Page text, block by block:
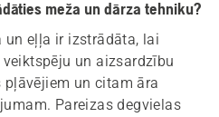
meža un dārza tehniku?
un eļļa ir izstrādāta, lai
un aizsardzību
pļāvējiem un citam āra
Pareizas degvielas